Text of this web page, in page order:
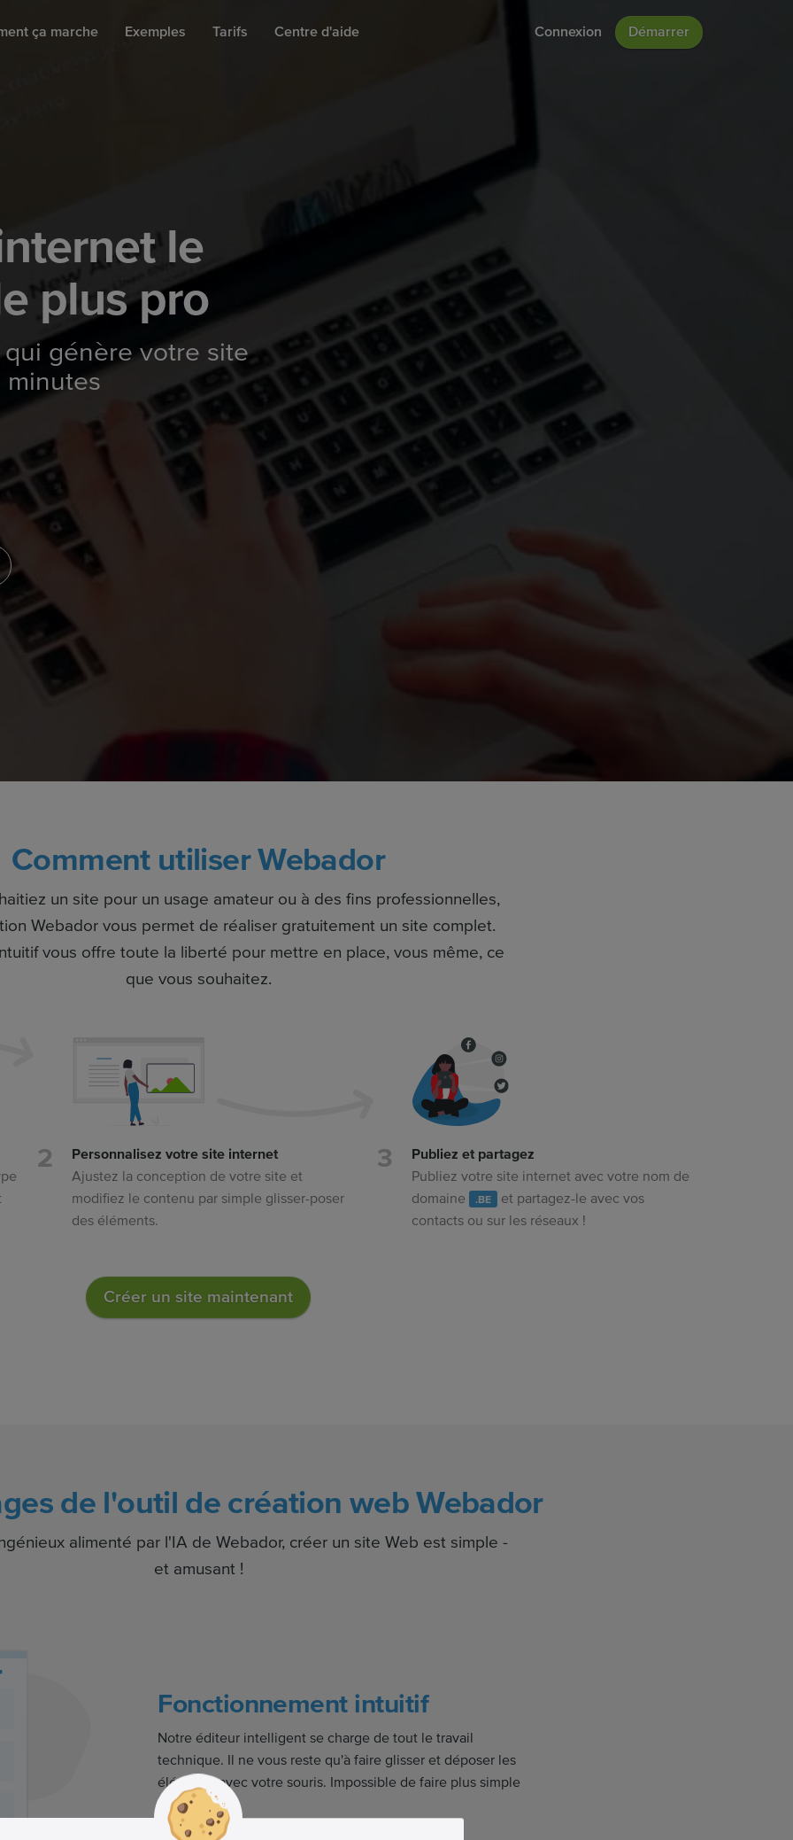
ça marche Exemples Tarifs Centre d'aide Connexion Démarrer
le
plus pro
génère votre site
Comment utiliser Webador
un site pour un usage amateur ou à des fins professionnelles,
Webador vous permet de réaliser gratuitement un site complet.
vous offre toute la liberté pour mettre en place, vous même, ce
que vous souhaitez.
Personnalisez votre site internet
Ajustez la conception de votre site et
modifiez le contenu par simple glisser-poser
des éléments.
Publiez et partagez
Publiez votre site internet avec votre nom de
domaine
.BE
et partagez-le avec vos
contacts ou sur les réseaux !
Créer un site maintenant
de l'outil de création web Webador
alimenté par l'IA de Webador, créer un site Web est simple -
et amusant !
Fonctionnement intuitif
Notre éditeur intelligent se charge de tout le travail
technique. Il ne vous reste qu'à faire glisser et déposer les
éléments avec votre souris. Impossible de faire plus simple
!